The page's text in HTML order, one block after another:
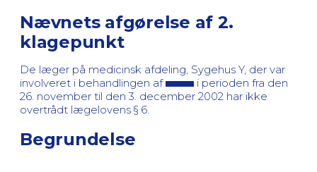
Nævnets afgørelse af 2.
klagepunkt
De læger på medicinsk afdeling, Sygehus Y, der var
involveret i behandlingen af
i perioden fra den
26. november til den 3. december 2002 har ikke
overtrådt lægelovens § 6.
Begrundelse